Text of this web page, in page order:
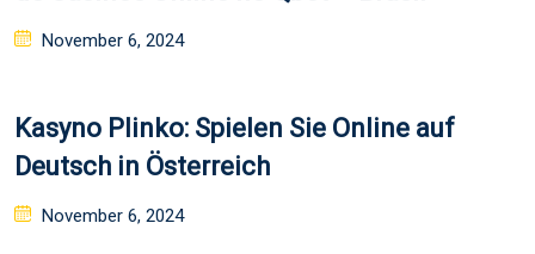
Posted
November 6, 2024
Kasyno Plinko: Spielen Sie Online auf
Deutsch in Österreich
Posted
November 6, 2024